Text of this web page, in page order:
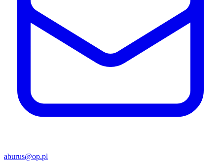
aburus@op.pl